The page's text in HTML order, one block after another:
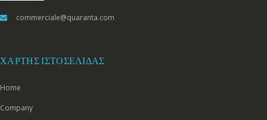
commerciale@quaranta.com
ΧΆΡΤΗΣ ΙΣΤΟΣΕΛΊΔΑΣ
Home
Company